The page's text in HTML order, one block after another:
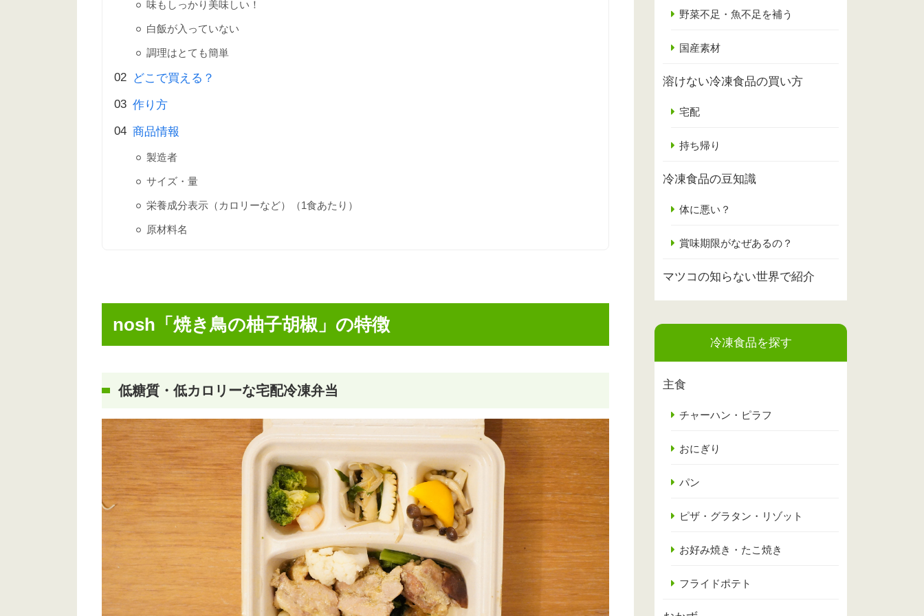
味もしっかり美味しい！
白飯が入っていない
調理はとても簡単
どこで買える？
作り方
商品情報
製造者
サイズ・量
栄養成分表示（カロリーなど）（1食あたり）
原材料名
nosh「焼き鳥の柚子胡椒」の特徴
低糖質・低カロリーな宅配冷凍弁当
野菜不足・魚不足を補う
国産素材
溶けない冷凍食品の買い方
宅配
持ち帰り
冷凍食品の豆知識
体に悪い？
賞味期限がなぜあるの？
マツコの知らない世界で紹介
冷凍食品を探す
主食
チャーハン・ピラフ
おにぎり
パン
ピザ・グラタン・リゾット
お好み焼き・たこ焼き
フライドポテト